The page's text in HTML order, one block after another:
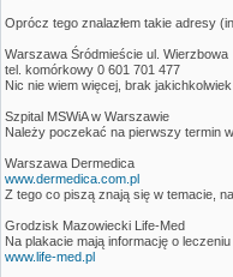
Oprócz tego znalazłem takie adresy
Warszawa Śródmieście ul. Wierzbowa
tel. komórkowy 0 601 701 477
Nic nie wiem więcej, brak jakichkolwiek
Szpital MSWiA w Warszawie
Należy poczekać na pierwszy termin
Warszawa Dermedica
www.dermedica.com.pl
Z tego co piszą znają się w temacie,
Grodzisk Mazowiecki Life-Med
Na plakacie mają informację o
www.life-med.pl